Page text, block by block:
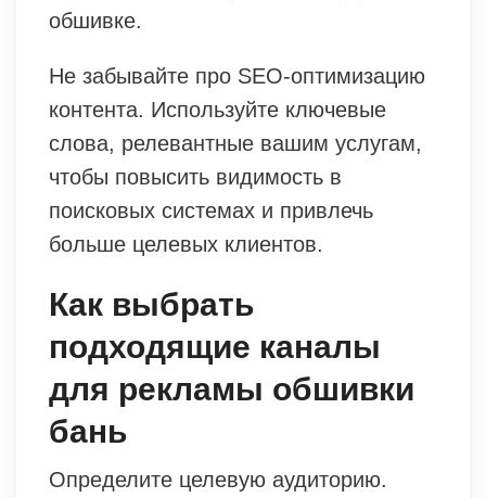
обшивке.
Не забывайте про SEO-оптимизацию
контента. Используйте ключевые
слова, релевантные вашим услугам,
чтобы повысить видимость в
поисковых системах и привлечь
больше целевых клиентов.
Как выбрать
подходящие каналы
для рекламы обшивки
бань
Определите целевую аудиторию.